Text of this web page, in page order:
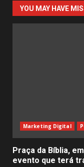
YOU MAY HAVE
Marketing Digital
Praça da Bíblia,
evento que terá